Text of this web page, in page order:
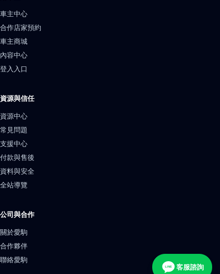
車主中心
合作店家預約
車主商城
內容中心
登入入口
資源與信任
資源中心
常見問題
支援中心
付款與售後
資料與安全
全站導覽
公司與合作
關於愛駒
合作夥伴
聯絡愛駒
LINE 客服諮詢